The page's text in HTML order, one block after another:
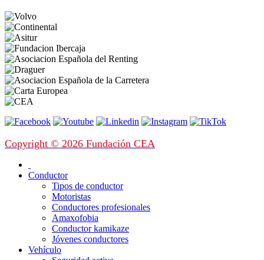
Copyright © 2026 Fundación CEA
Conductor
Tipos de conductor
Motoristas
Conductores profesionales
Amaxofobia
Conductor kamikaze
Jóvenes conductores
Vehículo